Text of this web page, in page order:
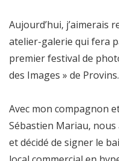
Aujourd’hui, j’aimerais
atelier-galerie qui fera
premier festival de
des Images » de Provins.
Avec mon compagnon
Sébastien Mariau,
et décidé de signer le